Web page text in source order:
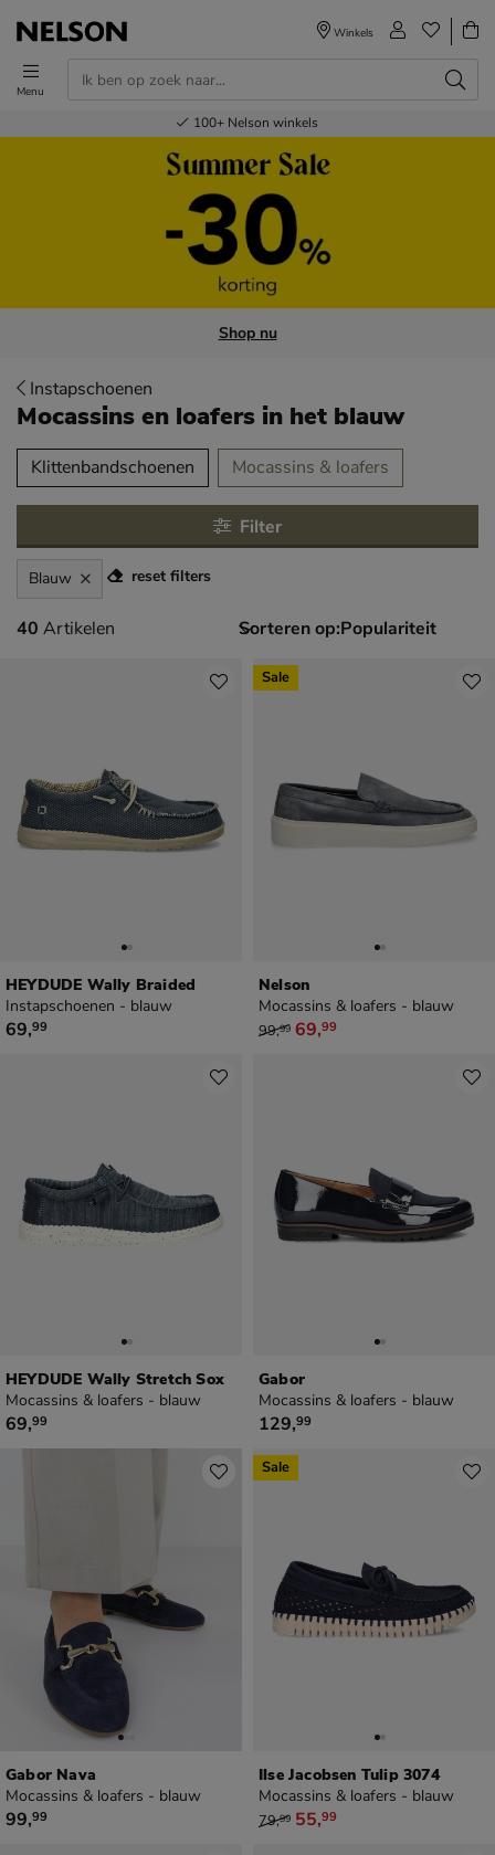
Menu
Winkels
Voor 23.00u besteld,volgende dag in huis
Gratisverzending en retour
Bestel nu,betaal later
100+ Nelson winkels
Shop nu
Instapschoenen
Mocassins en loafers in het blauw
over
Klittenbandschoenen Mocassins & loafers
Filter
Blauw reset filters
40 artikelen
40 Artikelen Sorteren op:
HEYDUDE Wally Braided
Instapschoenen - blauw
€ 69,99
69,99
Nelson
Mocassins & loafers - blauw
van € 99,99 voor € 69,99
99,99 69,99
Sale
HEYDUDE Wally Stretch Sox
Mocassins & loafers - blauw
€ 69,99
69,99
Gabor
Mocassins & loafers - blauw
€ 129,99
129,99
Gabor Nava
Mocassins & loafers - blauw
€ 99,99
99,99
Ilse Jacobsen Tulip 3074
Mocassins & loafers - blauw
van € 79,99 voor € 55,99
79,99 55,99
Sale